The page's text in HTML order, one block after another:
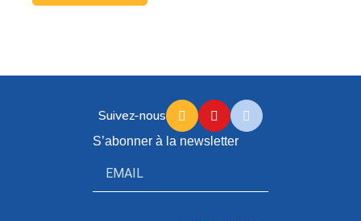
Suivez-nous
S’abonner à la newsletter